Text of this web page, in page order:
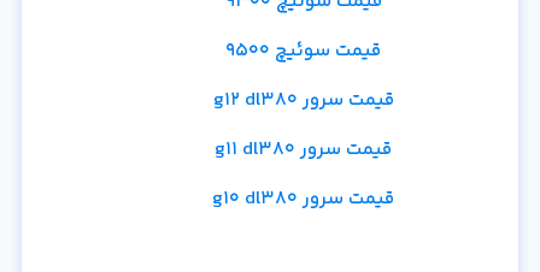
قیمت سوئیچ 9500
قیمت سرور g12 dl380
قیمت سرور g11 dl380
قیمت سرور g10 dl380